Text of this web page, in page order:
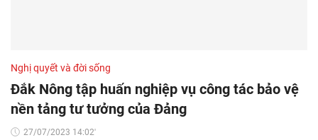
Nghị quyết và đời sống
Đắk Nông tập huấn nghiệp vụ công tác bảo vệ
nền tảng tư tưởng của Đảng
27/07/2023 14:02'